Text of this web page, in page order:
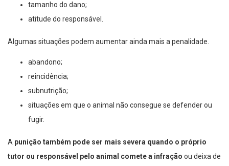
tamanho do dano;
atitude do responsável.
Algumas situações podem aumentar ainda mais a penalidade.
abandono;
reincidência;
subnutrição;
situações em que o animal não consegue se defender ou
fugir.
A punição também pode ser mais severa quando o próprio
tutor ou responsável pelo animal comete a infração ou deixa de